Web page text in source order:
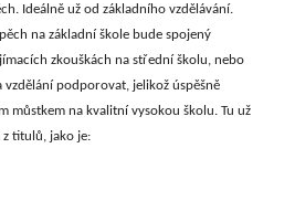
Ideálně už od základního vzdělávání.
na základní škole bude spojený
zkouškách na střední školu, nebo
vzdělání podporovat, jelikož úspěšně
můstkem na kvalitní vysokou školu. Tu už
z titulů, jako je: